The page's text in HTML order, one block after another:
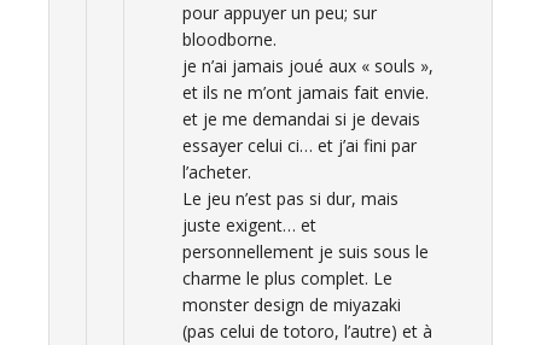
pour appuyer un peu; sur
bloodborne.
je n’ai jamais joué aux « souls »,
et ils ne m’ont jamais fait envie.
et je me demandai si je devais
essayer celui ci… et j’ai fini par
l’acheter.
Le jeu n’est pas si dur, mais
juste exigent… et
personnellement je suis sous le
charme le plus complet. Le
monster design de miyazaki
(pas celui de totoro, l’autre) et à